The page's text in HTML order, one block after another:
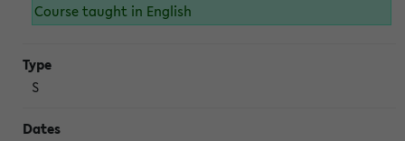
Course taught in English
S